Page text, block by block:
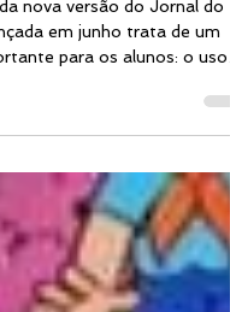
#7
nova versão do Jornal do
para os alunos: o uso